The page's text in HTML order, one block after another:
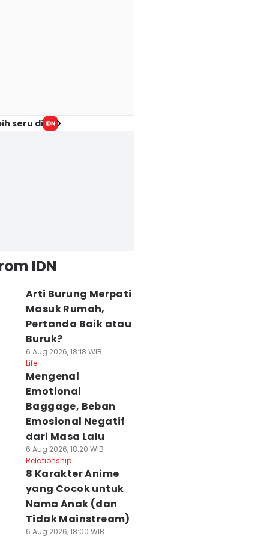
seru di
IDN
Arti Burung Merpati
Masuk Rumah,
Pertanda Baik atau
Buruk?
6 Aug 2026, 18:18 WIB
Life
Mengenal
Emotional
Baggage, Beban
Emosional Negatif
dari Masa Lalu
6 Aug 2026, 18:20 WIB
Relationship
8 Karakter Anime
yang Cocok untuk
Nama Anak (dan
Tidak Mainstream)
6 Aug 2026, 18:00 WIB